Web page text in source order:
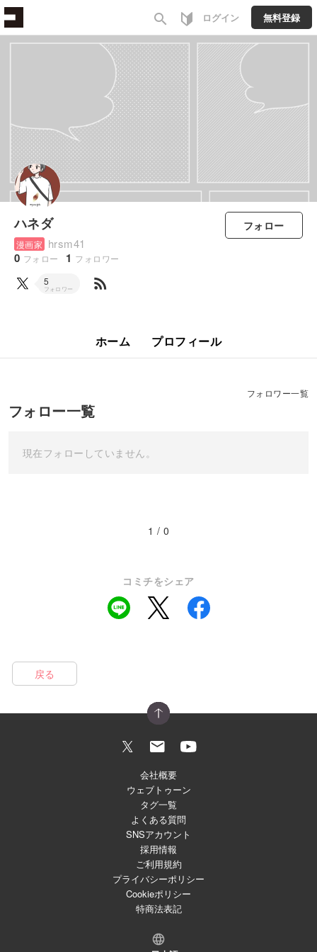
search ログイン 無料登録
ハネダ
漫画家 hrsm41
0 フォロー 1 フォロワー
フォロー
5
フォロワー rss_feed
ホーム プロフィール
フォロー一覧
フォロワー一覧
現在フォローしていません。
1 / 0
コミチをシェア
戻る
会社概要
ウェブトゥーン
タグ一覧
よくある質問
SNSアカウント
採用情報
ご利用規約
プライバシーポリシー
Cookieポリシー
特商法表記